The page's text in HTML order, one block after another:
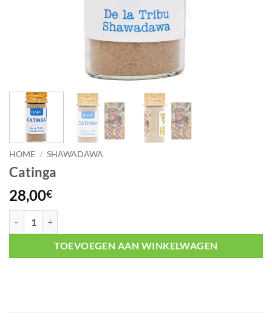
HOME / SHAWADAWA
Catinga
28,00€
TOEVOEGEN AAN WINKELWAGEN